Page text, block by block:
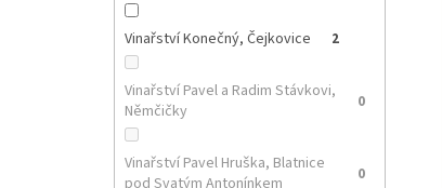
Vinařství Konečný, Čejkovice 2
Vinařství Pavel a Radim Stávkovi,
Němčičky
0
Vinařství Pavel Hruška, Blatnice
0